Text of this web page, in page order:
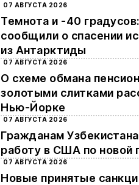
07 АВГУСТА 2026
Темнота и -40
сообщили о спасении
из Антарктиды
07 АВГУСТА 2026
О схеме обмана
золотыми слитками
Нью-Йорке
07 АВГУСТА 2026
Гражданам
работу в США по новой
07 АВГУСТА 2026
Новые принятые